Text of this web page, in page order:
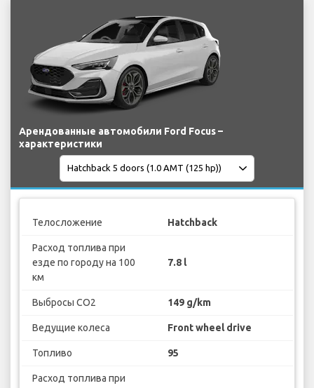
Арендованные автомобили Ford Focus –
характеристики
Телосложение Hatchback
Расход топлива при
езде по городу на 100
км
7.8 l
Выбросы CO2 149 g/km
Ведущие колеса Front wheel drive
Топливо 95
Расход топлива при